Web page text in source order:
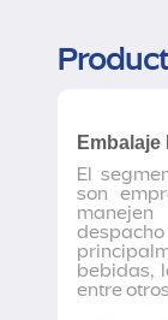
El
son
bebidas,
entre